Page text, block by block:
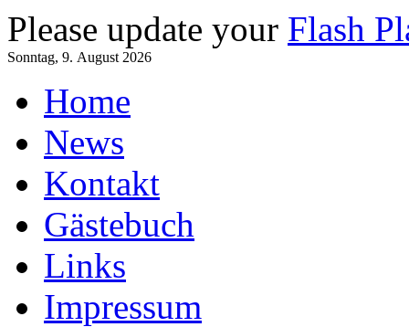
Please update your Flash
Sonntag, 9. August 2026
Home
News
Kontakt
Gästebuch
Links
Impressum